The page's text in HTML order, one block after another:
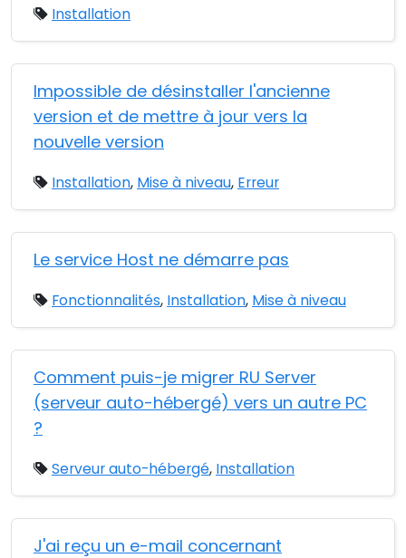
Installation
Impossible de désinstaller l'ancienne
version et de mettre à jour vers la
nouvelle version
Installation, Mise à niveau, Erreur
Le service Host ne démarre pas
Fonctionnalités, Installation, Mise à niveau
Comment puis-je migrer RU Server
(serveur auto-hébergé) vers un autre PC
?
Serveur auto-hébergé, Installation
J'ai reçu un e-mail concernant